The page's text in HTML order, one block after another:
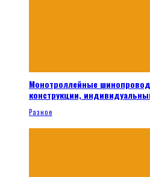
Монотроллейные
конструкции,
Разное